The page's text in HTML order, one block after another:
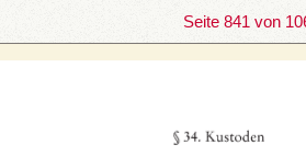
Seite 841 von